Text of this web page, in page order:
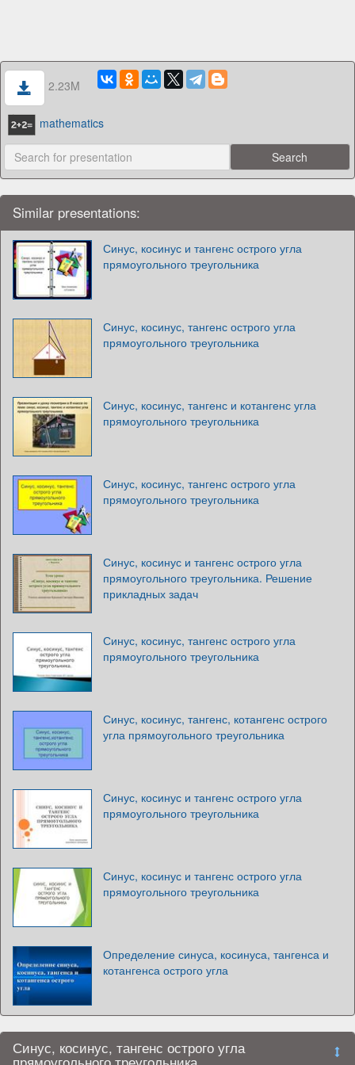
2.23M
mathematics
Similar presentations:
Синус, косинус и тангенс острого угла
прямоугольного треугольника
Синус, косинус, тангенс острого угла
прямоугольного треугольника
Синус, косинус, тангенс и котангенс угла
прямоугольного треугольника
Синус, косинус, тангенс острого угла
прямоугольного треугольника
Синус, косинус и тангенс острого угла
прямоугольного треугольника. Решение
прикладных задач
Синус, косинус, тангенс острого угла
прямоугольного треугольника
Синус, косинус, тангенс, котангенс острого
угла прямоугольного треугольника
Синус, косинус и тангенс острого угла
прямоугольного треугольника
Синус, косинус и тангенс острого угла
прямоугольного треугольника
Определение синуса, косинуса, тангенса и
котангенса острого угла
Синус, косинус, тангенс острого угла